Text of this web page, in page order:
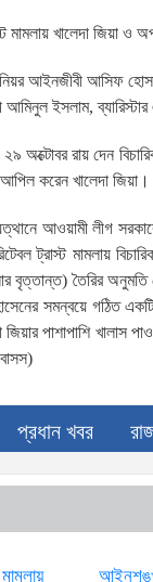
খালেদা জিয়া ও
আইনজীবী আসিফ
আমিনুল ইসলাম,
২৯ অক্টোবর রায় দেন
করেন খালেদা জিয়া।
আওয়ামী লীগ
ট্রাস্ট মামলায়
বৃত্তান্ত) তৈরির
সমন্বয়ে গঠিত
জিয়ার পাশাপাশি
প্রধান খবর